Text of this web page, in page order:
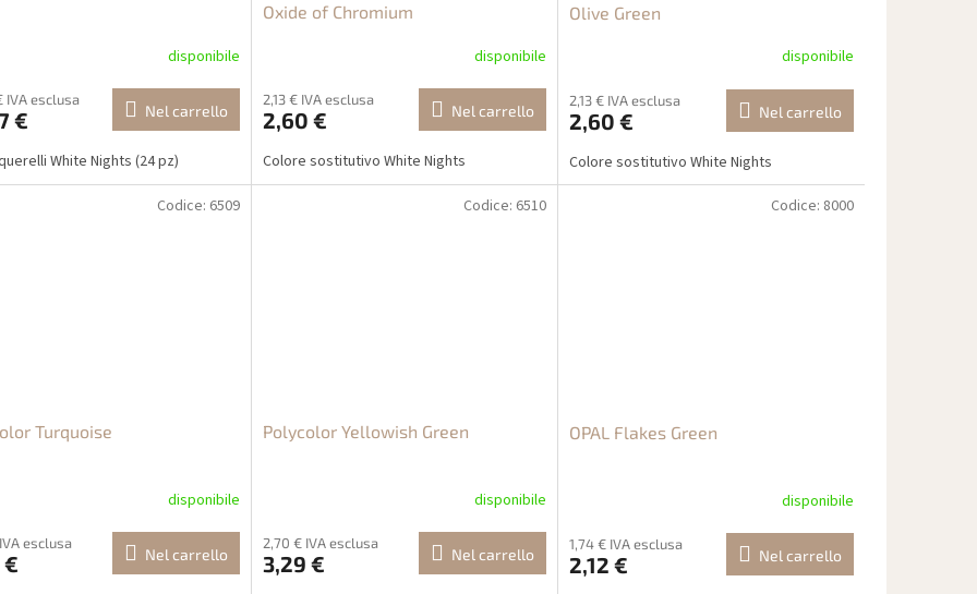
disponibile
IVA esclusa
€ Nel carrello
White Nights (24 pz)
Oxide of Chromium
disponibile
2,13 € IVA esclusa
2,60 € Nel carrello
Colore sostitutivo White Nights
Olive Green
disponibile
2,13 € IVA esclusa
2,60 € Nel carrello
Colore sostitutivo White Nights
Turquoise
disponibile
esclusa
€ Nel carrello
Codice: 6509
Polycolor Yellowish Green
disponibile
2,70 € IVA esclusa
3,29 € Nel carrello
Codice: 6510
OPAL Flakes Green
disponibile
1,74 € IVA esclusa
2,12 € Nel carrello
Codice: 8000